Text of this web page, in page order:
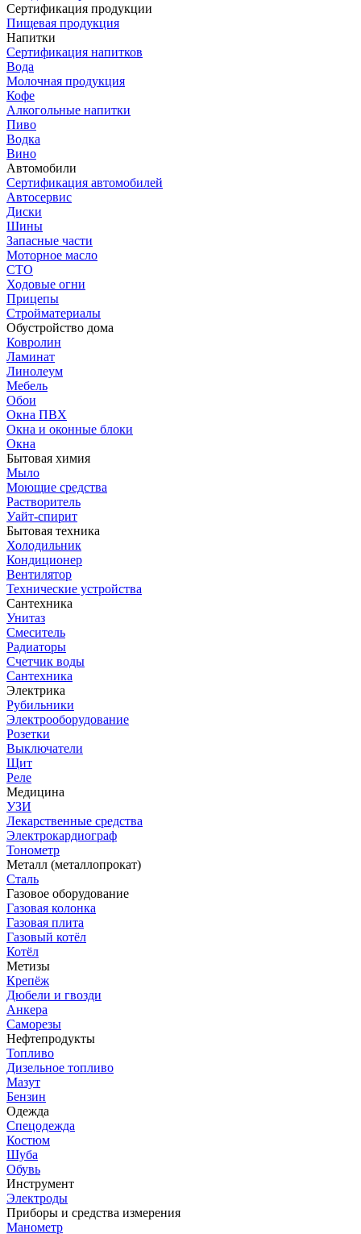
Сертификация продукции
Пищевая продукция
Напитки
Сертификация напитков
Вода
Молочная продукция
Кофе
Алкогольные напитки
Пиво
Водка
Вино
Автомобили
Сертификация автомобилей
Автосервис
Диски
Шины
Запасные части
Моторное масло
СТО
Ходовые огни
Прицепы
Стройматериалы
Обустройство дома
Ковролин
Ламинат
Линолеум
Мебель
Обои
Окна ПВХ
Окна и оконные блоки
Окна
Бытовая химия
Мыло
Моющие средства
Растворитель
Уайт-спирит
Бытовая техника
Холодильник
Кондиционер
Вентилятор
Технические устройства
Сантехника
Унитаз
Смеситель
Радиаторы
Счетчик воды
Сантехника
Электрика
Рубильники
Электрооборудование
Розетки
Выключатели
Щит
Реле
Медицина
УЗИ
Лекарственные средства
Электрокардиограф
Тонометр
Металл (металлопрокат)
Сталь
Газовое оборудование
Газовая колонка
Газовая плита
Газовый котёл
Котёл
Метизы
Крепёж
Дюбели и гвозди
Анкера
Саморезы
Нефтепродукты
Топливо
Дизельное топливо
Мазут
Бензин
Одежда
Спецодежда
Костюм
Шуба
Обувь
Инструмент
Электроды
Приборы и средства измерения
Манометр